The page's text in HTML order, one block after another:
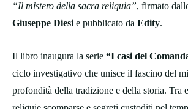
“Il mistero della sacra reliquia”, firmato
Giuseppe Diesi e pubblicato da Edity.
Il libro inaugura la serie “I casi del
ciclo investigativo che unisce il fascino del
profondità della tradizione e della storia. Tra